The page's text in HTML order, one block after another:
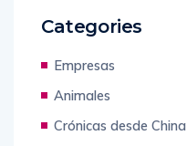
Categories
Empresas
Animales
Crónicas desde China